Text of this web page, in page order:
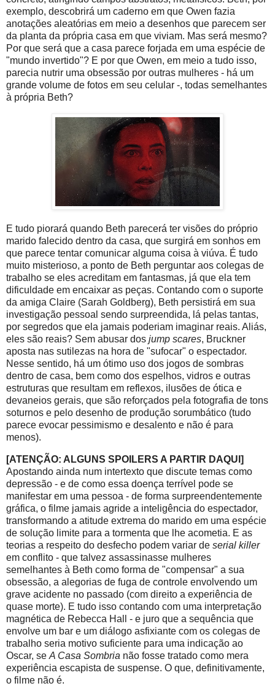
exemplo, descobrirá um caderno em que Owen fazia
anotações aleatórias em meio a desenhos que parecem ser
da planta da própria casa em que viviam. Mas será mesmo?
Por que será que a casa parece forjada em uma espécie de
"mundo invertido"? E por que Owen, em meio a tudo isso,
parecia nutrir uma obsessão por outras mulheres - há um
grande volume de fotos em seu celular -, todas semelhantes
à própria Beth?
E tudo piorará quando Beth parecerá ter visões do próprio
marido falecido dentro da casa, que surgirá em sonhos em
que parece tentar comunicar alguma coisa à viúva. É tudo
muito misterioso, a ponto de Beth perguntar aos colegas de
trabalho se eles acreditam em fantasmas, já que ela tem
dificuldade em encaixar as peças. Contando com o suporte
da amiga Claire (Sarah Goldberg), Beth persistirá em sua
investigação pessoal sendo surpreendida, lá pelas tantas,
por segredos que ela jamais poderiam imaginar reais. Aliás,
eles são reais? Sem abusar dos jump scares, Bruckner
aposta nas sutilezas na hora de "sufocar" o espectador.
Nesse sentido, há um ótimo uso dos jogos de sombras
dentro de casa, bem como dos espelhos, vidros e outras
estruturas que resultam em reflexos, ilusões de ótica e
devaneios gerais, que são reforçados pela fotografia de tons
soturnos e pelo desenho de produção sorumbático (tudo
parece evocar pessimismo e desalento e não é para
menos).
[ATENÇÃO: ALGUNS SPOILERS A PARTIR DAQUI]
Apostando ainda num intertexto que discute temas como
depressão - e de como essa doença terrível pode se
manifestar em uma pessoa - de forma surpreendentemente
gráfica, o filme jamais agride a inteligência do espectador,
transformando a atitude extrema do marido em uma espécie
de solução limite para a tormenta que lhe acometia. E as
teorias a respeito do desfecho podem variar de serial killer
em conflito - que talvez assassinasse mulheres
semelhantes à Beth como forma de "compensar" a sua
obsessão, a alegorias de fuga de controle envolvendo um
grave acidente no passado (com direito a experiência de
quase morte). E tudo isso contando com uma interpretação
magnética de Rebecca Hall - e juro que a sequência que
envolve um bar e um diálogo asfixiante com os colegas de
trabalho seria motivo suficiente para uma indicação ao
Oscar, se A Casa Sombria não fosse tratado como mera
experiência escapista de suspense. O que, definitivamente,
o filme não é.